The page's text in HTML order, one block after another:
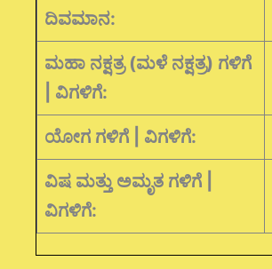
ದಿವಮಾನ:
ಮಹಾ ನಕ್ಷತ್ರ (ಮಳೆ ನಕ್ಷತ್ರ) ಗಳಿಗೆ
| ವಿಗಳಿಗೆ:
ಯೋಗ ಗಳಿಗೆ | ವಿಗಳಿಗೆ:
ವಿಷ ಮತ್ತು ಅಮೃತ ಗಳಿಗೆ |
ವಿಗಳಿಗೆ: